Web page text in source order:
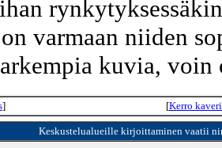
varmaan niiden
kuvia,
] [Kerro
Keskustelualueille kirjoittaminen vaatii